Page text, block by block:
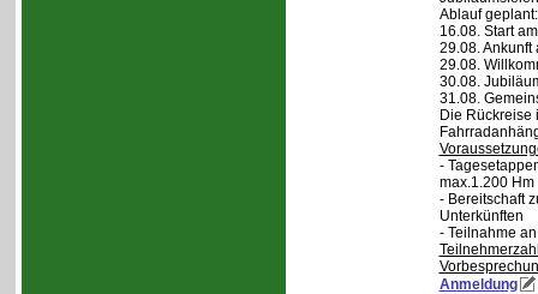
Ablauf geplant:
16.08. Start
29.08. Ankunft
29.08.
30.08.
31.08.
Die Rückreise
-
max.1.200 Hm
- Bereitschaft
Unterkünften
- Teilnahme
Anmeldung